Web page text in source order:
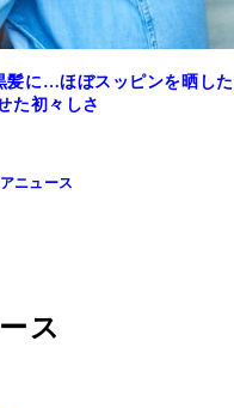
に…ほぼスッピンを晒した
た初々しさ
ニュース
ス